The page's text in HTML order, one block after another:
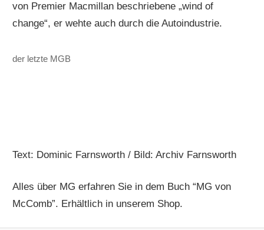
von Premier Macmillan beschriebene „wind of
change“, er wehte auch durch die Autoindustrie.
der letzte MGB
Text: Dominic Farnsworth / Bild: Archiv Farnsworth
Alles über MG erfahren Sie in dem Buch “MG von
McComb”. Erhältlich in unserem Shop.